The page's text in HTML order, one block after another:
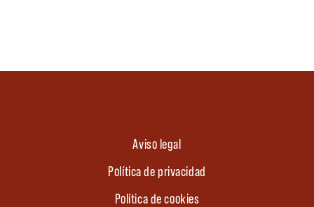
Aviso legal
Política de privacidad
Política de cookies